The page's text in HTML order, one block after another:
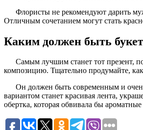
Флористы не рекомендуют дарить
Отличным сочетанием могут стать
Каким должен быть
Самым лучшим станет тот презент,
композицию. Тщательно продумайте,
Он должен быть современным и
вариантом станет красивая лента,
обертка, которая обвивала бы